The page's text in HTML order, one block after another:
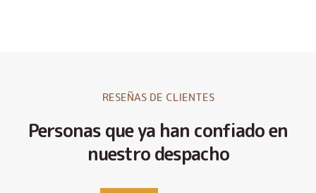
RESEÑAS DE CLIENTES
Personas que ya han confiado en
nuestro despacho